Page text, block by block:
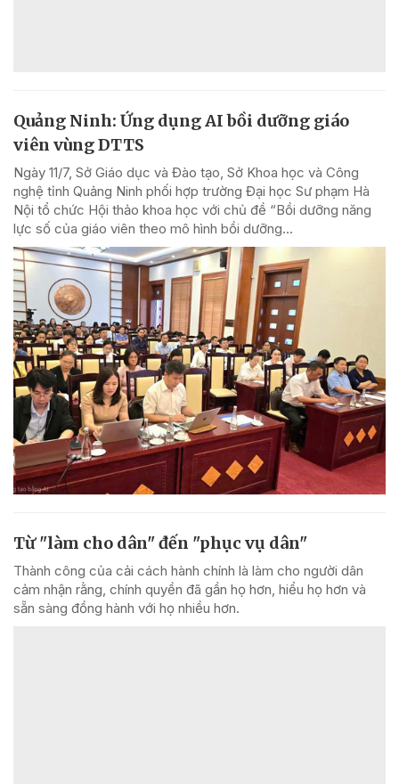
Quảng Ninh: Ứng dụng AI bồi dưỡng giáo
viên vùng DTTS
Ngày 11/7, Sở Giáo dục và Đào tạo, Sở Khoa học và Công
nghệ tỉnh Quảng Ninh phối hợp trường Đại học Sư phạm Hà
Nội tổ chức Hội thảo khoa học với chủ đề “Bồi dưỡng năng
lực số của giáo viên theo mô hình bồi dưỡng...
Từ "làm cho dân" đến "phục vụ dân"
Thành công của cải cách hành chính là làm cho người dân
cảm nhận rằng, chính quyền đã gần họ hơn, hiểu họ hơn và
sẵn sàng đồng hành với họ nhiều hơn.